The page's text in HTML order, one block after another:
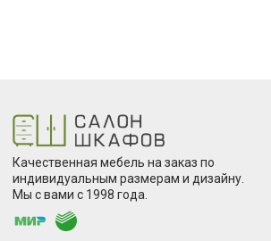
Качественная мебель на заказ по
индивидуальным размерам и дизайну.
Мы с вами с 1998 года.